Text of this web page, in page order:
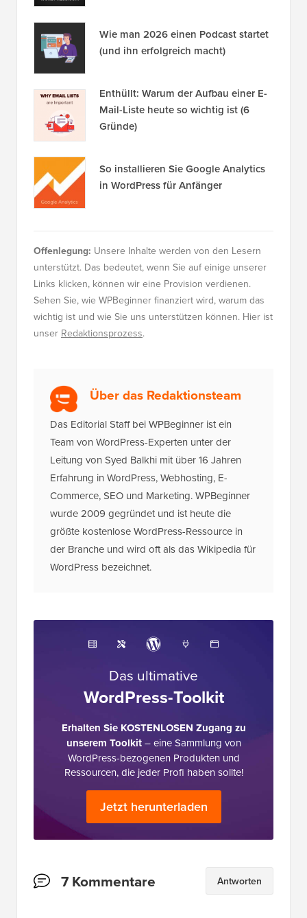
Wie man 2026 einen Podcast startet
(und ihn erfolgreich macht)
Enthüllt: Warum der Aufbau einer E-
Mail-Liste heute so wichtig ist (6
Gründe)
So installieren Sie Google Analytics
in WordPress für Anfänger
Offenlegung: Unsere Inhalte werden von den Lesern
unterstützt. Das bedeutet, wenn Sie auf einige unserer
Links klicken, können wir eine Provision verdienen.
Sehen Sie, wie WPBeginner finanziert wird, warum das
wichtig ist und wie Sie uns unterstützen können. Hier ist
unser Redaktionsprozess.
Über das Redaktionsteam
Das Editorial Staff bei WPBeginner ist ein
Team von WordPress-Experten unter der
Leitung von Syed Balkhi mit über 16 Jahren
Erfahrung in WordPress, Webhosting, E-
Commerce, SEO und Marketing. WPBeginner
wurde 2009 gegründet und ist heute die
größte kostenlose WordPress-Ressource in
der Branche und wird oft als das Wikipedia für
WordPress bezeichnet.
Das ultimative
WordPress-Toolkit
Erhalten Sie KOSTENLOSEN Zugang zu
unserem Toolkit– eine Sammlung von
WordPress-bezogenen Produkten und
Ressourcen, die jeder Profi haben sollte!
Jetzt herunterladen
Leserinteraktionen
7 Kommentare Antworten